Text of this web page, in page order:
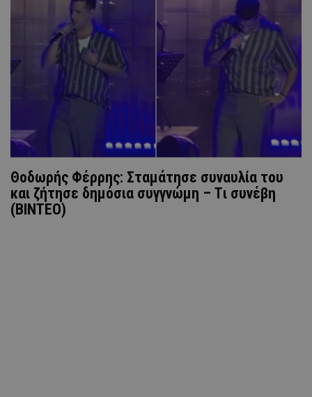
Θοδωρής Φέρρης: Σταμάτησε συναυλία του
και ζήτησε δημόσια συγγνώμη – Tι συνέβη
(ΒΙΝΤΕΟ)